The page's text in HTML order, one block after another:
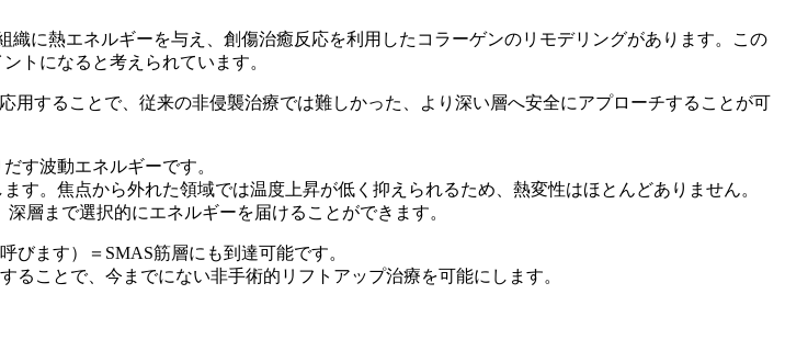
に熱エネルギーを与え、創傷治癒反応を利用したコラーゲンのリモデリングがあります。この
トになると考えられています。
用することで、従来の非侵襲治療では難しかった、より深い層へ安全にアプローチすることが可
す波動エネルギーです。
。焦点から外れた領域では温度上昇が低く抑えられるため、熱変性はほとんどありません。
層まで選択的にエネルギーを届けることができます。
ます）＝SMAS筋層にも到達可能です。
ことで、今までにない非手術的リフトアップ治療を可能にします。